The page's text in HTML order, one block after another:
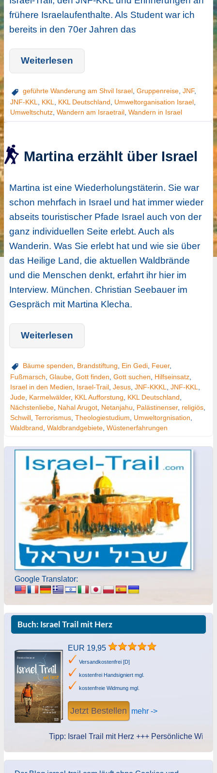
frühere Israelaufenthalte. Als Student war ich
bereits in den 70er Jahren das
Weiterlesen
geführte Wanderung am Shvil Israel, Gruppenreise, JNF,
JNF-KKL
KKL KKL Deutschland Umweltorganisation Israel,
Umweltschutz, Wandern am Israetrail, Wandern in Israel
Martina erzählt über Israel
Martina ist eine Wiederholungstäterin. Sie war
schon mehrfach in Israel und hat immer wieder
abseits touristischer Pfade Israel auch von der
ganz individuellen Seite erlebt. Auch als
Wanderin. Was Sie erlebt hat und wie sie über
das Heilige Land, die aktuellen Waldbrände
und die Menschen denkt, erfahrt ihr hier im
Interview. München. Christian Seebauer im
Gespräch mit Martina Klecha.
Weiterlesen
Bäume spenden Brandstiftung Ein Gedi, Feuer,
Fußmarsch Glaube, Gott finden Gott suchen Hilfseinsatz,
Israel in den Medien
Israel-Trail, Jesus, JNF-KKKL JNF-KKL
Jude, Karmelwälder, KKL Aufforstung KKL Deutschland
Nächstenliebe, Nahal Arugot, Netanjahu Palästinenser, religiös,
Schwill, Terrorismus, Theologiestudium Umweltorgnisation
Waldbrand Waldbrandgebiete, Wüstenerfahrungen
Google Translator:
Buch: Israel Trail mit Herz
EUR 19,95
Versandkostenfrei [D]
kostenfrei Handsigniert mgl.
kostenfreie Widmung mgl.
Jetzt Bestellen mehr ->
Tipp: Israel Trail mit Herz +++ Persönliche